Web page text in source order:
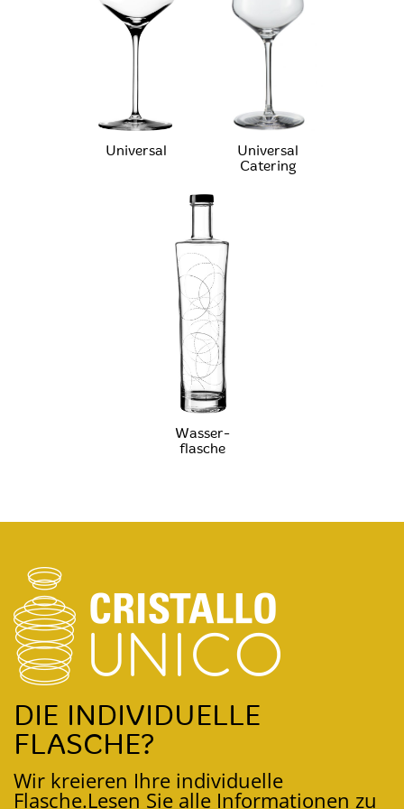
Universal
Universal
Catering
Wasser-
flasche
DIE INDIVIDUELLE
FLASCHE?
Wir kreieren Ihre individuelle
Flasche.Lesen Sie alle Informationen zu